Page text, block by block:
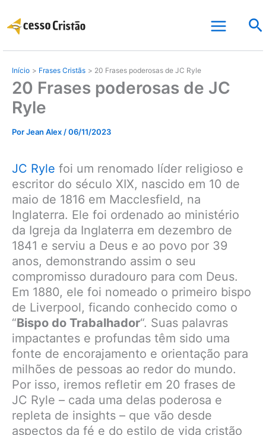
para
conteúdo
Início Frases Cristãs 20 Frases poderosas de JC Ryle
20 Frases poderosas de JC
Ryle
PorJean Alex /06/11/2023
JC Ryle foi um renomado líder religioso e
escritor do século XIX, nascido em 10 de
maio de 1816 em Macclesfield, na
Inglaterra. Ele foi ordenado ao ministério
da Igreja da Inglaterra em dezembro de
1841 e serviu a Deus e ao povo por 39
anos, demonstrando assim o seu
compromisso duradouro para com Deus.
Em 1880, ele foi nomeado o primeiro bispo
de Liverpool, ficando conhecido como o
“Bispo do Trabalhador“. Suas palavras
impactantes e profundas têm sido uma
fonte de encorajamento e orientação para
milhões de pessoas ao redor do mundo.
Por isso, iremos refletir em 20 frases de
JC Ryle – cada uma delas poderosa e
repleta de insights – que vão desde
aspectos da fé e do estilo de vida cristão